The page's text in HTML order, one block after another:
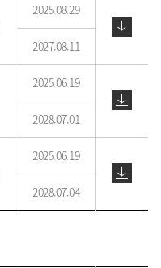
2025.08.29
2027.08.11
2025.06.19
2028.07.01
2025.06.19
2028.07.04